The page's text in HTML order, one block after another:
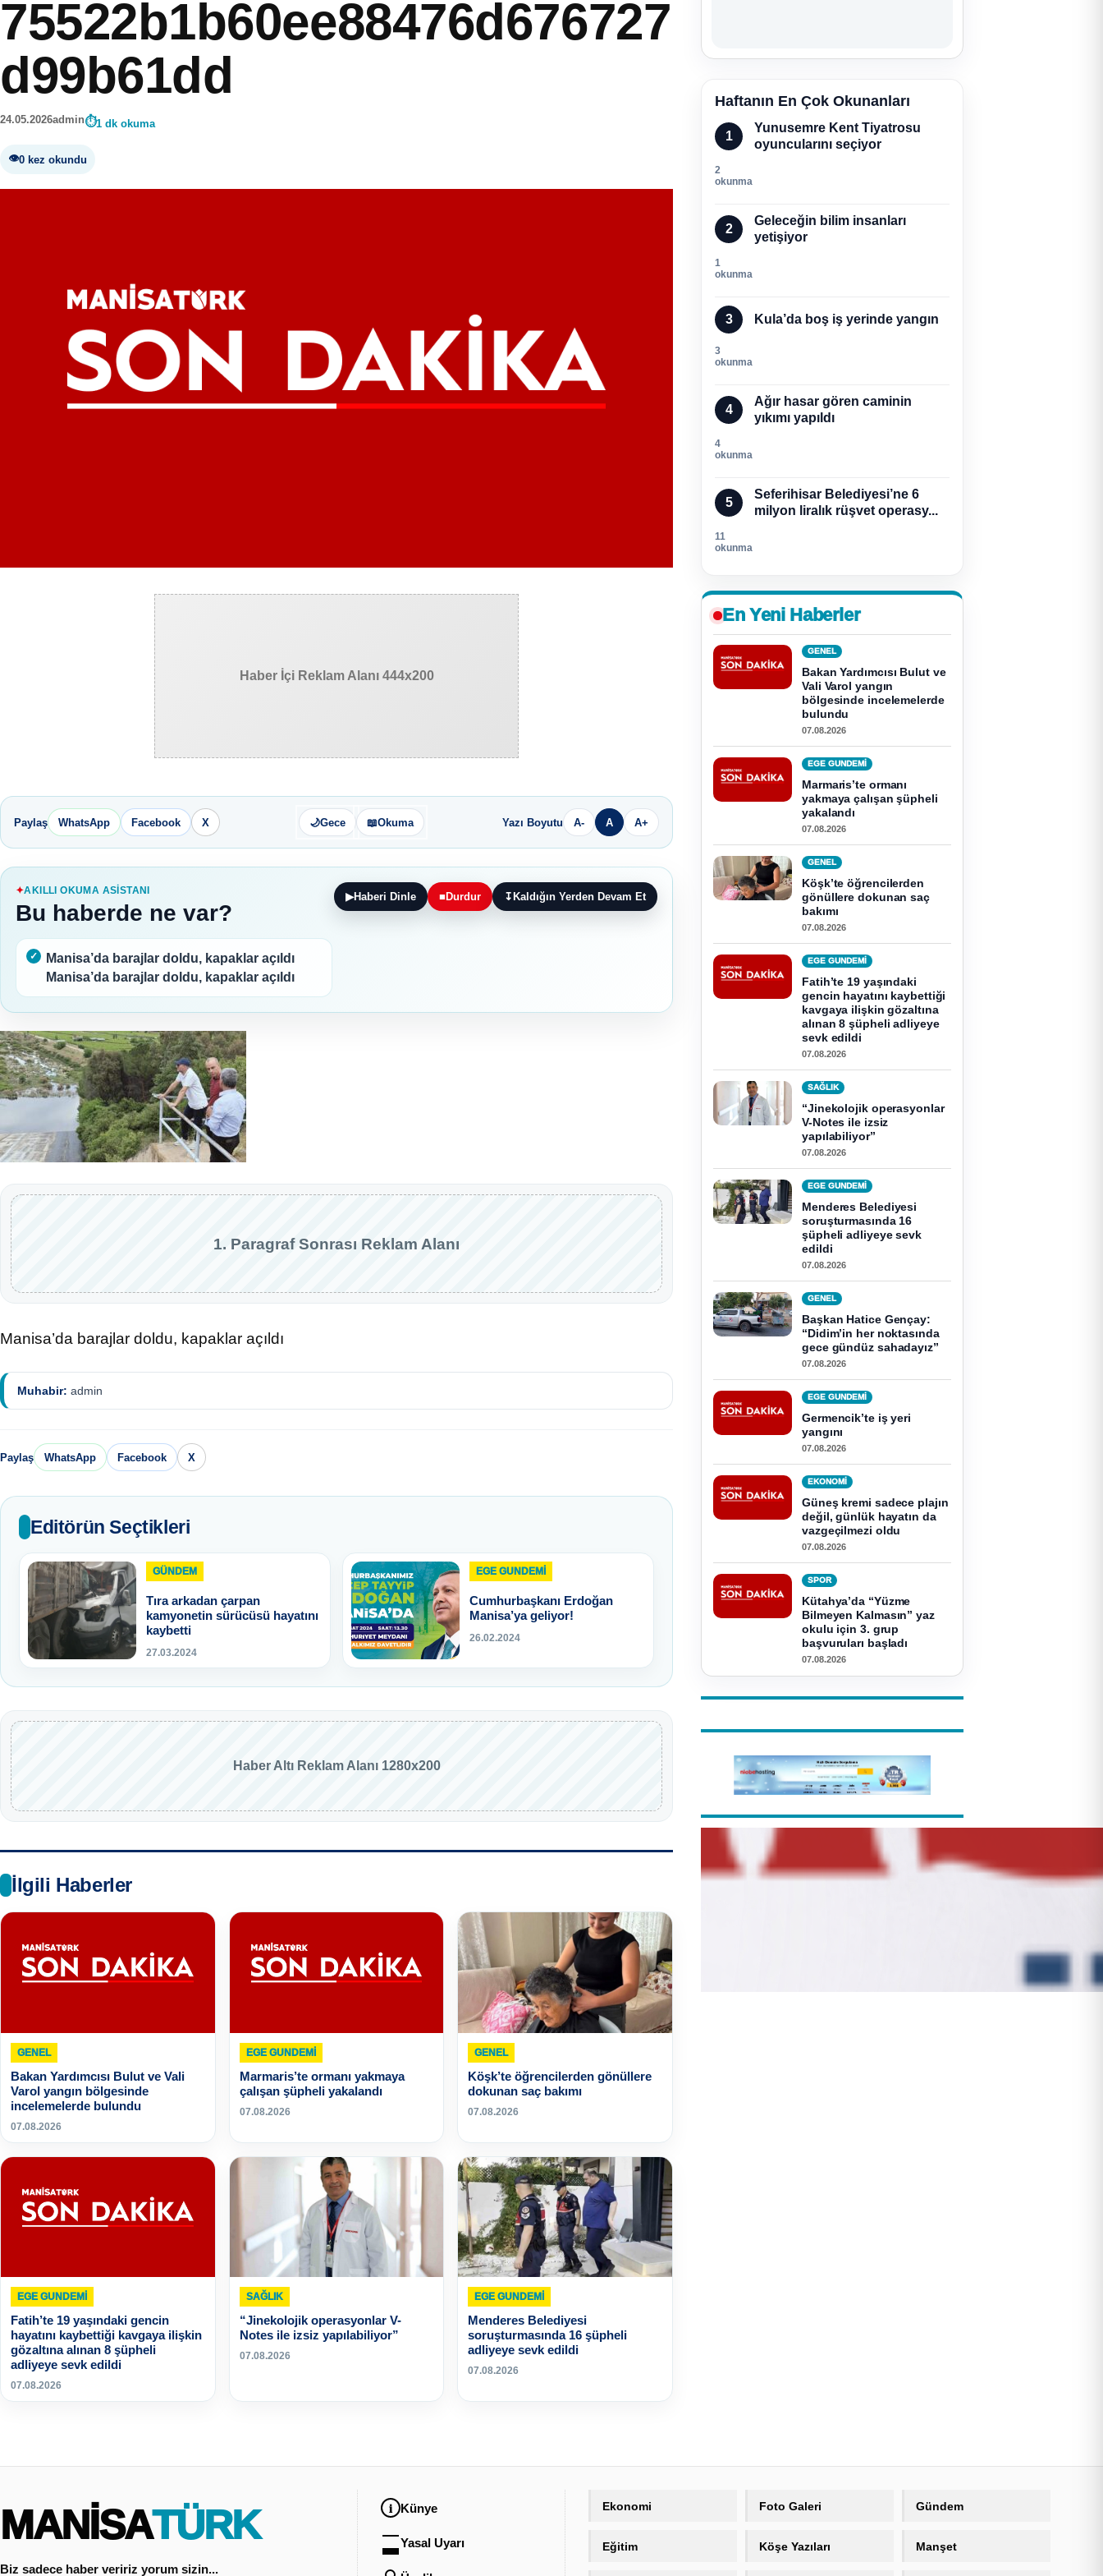
75522b1b60ee88476d676727
d99b61dd
24.05.2026admin 1 dk okuma
0 kez okundu
Haber İçi Reklam Alanı 444x200
Paylaş WhatsApp Facebook X 🌙Gece 📖Okuma Yazı Boyutu A- A A+
AKILLI OKUMA ASISTANI
Bu haberde ne var?
▶Haberi Dinle ■ Durdur ↧ Kaldığın Yerden Devam Et
Manisa’da barajlar doldu, kapaklar açıldı
Manisa’da barajlar doldu, kapaklar açıldı
1. Paragraf Sonrası Reklam Alanı
Manisa’da barajlar doldu, kapaklar açıldı
Muhabir: admin
Paylaş WhatsApp Facebook X
Editörün Seçtikleri
GÜNDEM
Tıra arkadan çarpan
kamyonetin sürücüsü hayatını
kaybetti
27.03.2024
EGE GUNDEMİ
Cumhurbaşkanı Erdoğan
Manisa’ya geliyor!
26.02.2024
Haber Altı Reklam Alanı 1280x200
İlgili Haberler
GENEL
Bakan Yardımcısı Bulut ve Vali
Varol yangın bölgesinde
incelemelerde bulundu
07.08.2026
EGE GUNDEMİ
Marmaris’te ormanı yakmaya
çalışan şüpheli yakalandı
07.08.2026
GENEL
Köşk’te öğrencilerden gönüllere
dokunan saç bakımı
07.08.2026
EGE GUNDEMİ
Fatih’te 19 yaşındaki gencin
hayatını kaybettiği kavgaya ilişkin
gözaltına alınan 8 şüpheli
adliyeye sevk edildi
07.08.2026
SAĞLIK
“Jinekolojik operasyonlar V-
Notes ile izsiz yapılabiliyor”
07.08.2026
EGE GUNDEMİ
Menderes Belediyesi
soruşturmasında 16 şüpheli
adliyeye sevk edildi
07.08.2026
Haftanın En Çok Okunanları
1
Yunusemre Kent Tiyatrosu
oyuncularını seçiyor
2
okunma
2
Geleceğin bilim insanları
yetişiyor
1
okunma
3 Kula’da boş iş yerinde yangın
3
okunma
4
Ağır hasar gören caminin
yıkımı yapıldı
4
okunma
5
Seferihisar Belediyesi’ne 6
milyon liralık rüşvet operasy...
11
okunma
En Yeni Haberler
GENEL
Bakan Yardımcısı Bulut ve
Vali Varol yangın
bölgesinde incelemelerde
bulundu
07.08.2026
EGE GUNDEMİ
Marmaris’te ormanı
yakmaya çalışan şüpheli
yakalandı
07.08.2026
GENEL
Köşk’te öğrencilerden
gönüllere dokunan saç
bakımı
07.08.2026
EGE GUNDEMİ
Fatih’te 19 yaşındaki
gencin hayatını kaybettiği
kavgaya ilişkin gözaltına
alınan 8 şüpheli adliyeye
sevk edildi
07.08.2026
SAĞLIK
“Jinekolojik operasyonlar
V-Notes ile izsiz
yapılabiliyor”
07.08.2026
EGE GUNDEMİ
Menderes Belediyesi
soruşturmasında 16
şüpheli adliyeye sevk
edildi
07.08.2026
GENEL
Başkan Hatice Gençay:
“Didim’in her noktasında
gece gündüz sahadayız”
07.08.2026
EGE GUNDEMİ
Germencik’te iş yeri
yangını
07.08.2026
EKONOMI
Güneş kremi sadece plajın
değil, günlük hayatın da
vazgeçilmezi oldu
07.08.2026
SPOR
Kütahya’da “Yüzme
Bilmeyen Kalmasın” yaz
okulu için 3. grup
başvuruları başladı
07.08.2026
MANİSA TÜRK
Biz sadece haber veririz yorum sizin...
Künye
Yasal Uyarı
Ekonomi Foto Galeri Gündem
Eğitim Köşe Yazıları Manşet